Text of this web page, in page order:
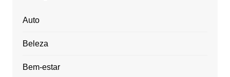
Auto
Beleza
Bem-estar